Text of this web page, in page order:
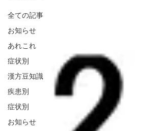
全ての記事
お知らせ
あれこれ
症状別
漢方豆知識
疾患別
症状別
お知らせ